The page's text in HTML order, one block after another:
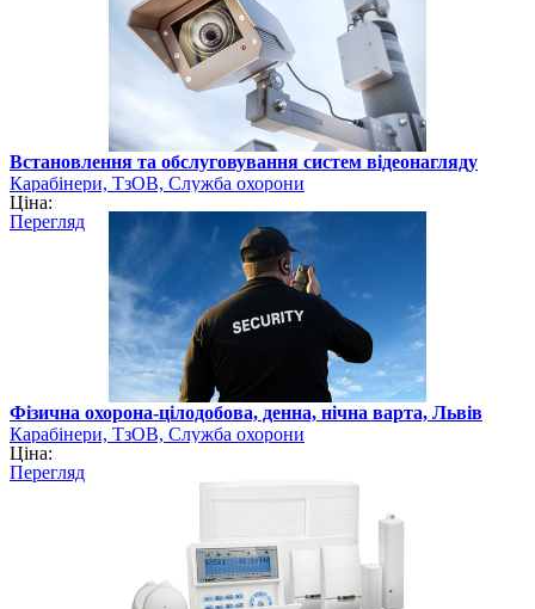
Встановлення та обслуговування систем відеонагляду
Карабінери, ТзОВ, Служба охорони
Ціна:
Перегляд
Фізична охорона-цілодобова, денна, нічна варта, Львів
Карабінери, ТзОВ, Служба охорони
Ціна:
Перегляд